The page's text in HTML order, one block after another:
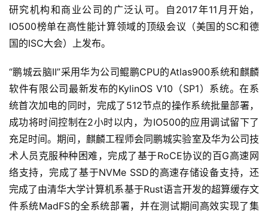
研究机构和商业公司的广泛认可。自2017年11月开始，
IO500榜单在高性能计算领域的顶级会议（美国的SC和德
国的ISC大会）上发布。
“鹏城云脑II”采用华为公司鲲鹏CPU的Atlas900系统和麒麟
软件有限公司最新发布的KylinOS V10（SP1）系统。在系
统首次加电的同时，完成了512节点的操作系统批量部署，
成功将时间控制在2小时以内，为IO500的应用调试留下了
充足时间。期间，麒麟工程师会同鹏城实验室及华为公司技
术人员克服种种困难，完成了基于RoCE协议的百G高速网
络支持，完成了基于NVMe SSD的高速存储设备支持，还
完成了由清华大学计算机系基于Rust语言开发的超算缓存文
件系统MadFS的全系统部署，并在测试期间高效实现了集